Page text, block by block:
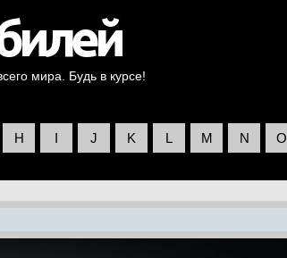
мира. Будь в курсе!
H I J K L M N O